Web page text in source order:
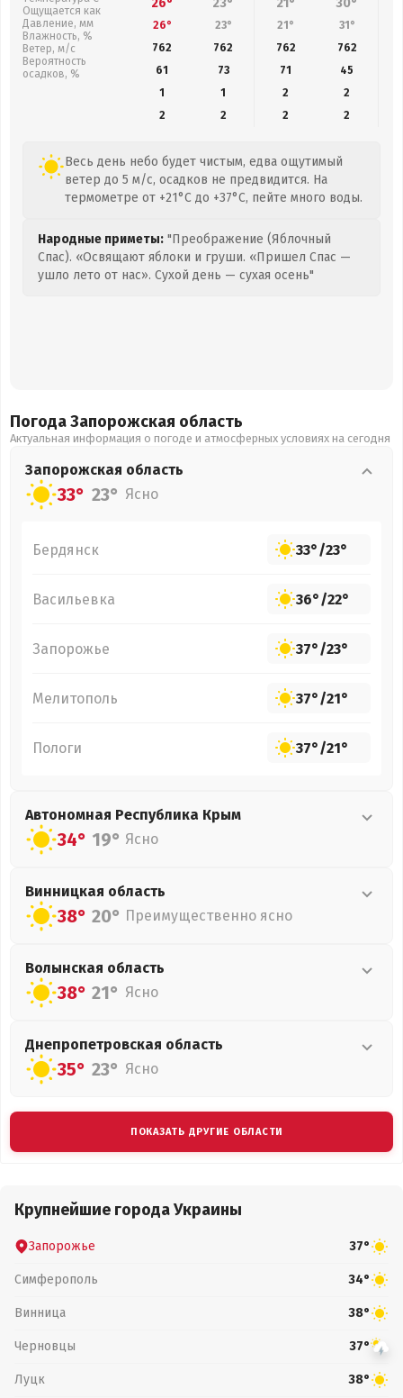
Ощущается как
Давление, мм
Влажность, %
Ветер, м/с
Вероятность
осадков, %
26° 23° 21° 30°
26° 23° 21° 31°
762
762 762 762
61
73 71 45
1
1 2
2
2
2 2 2
Весь день небо будет чистым, едва ощутимый
ветер до 5 м/с, осадков не предвидится. На
термометре от +21°C до +37°C, пейте много воды.
Народные приметы: "Преображение (Яблочный
Спас). «Освящают яблоки и груши. «Пришел Спас —
ушло лето от нас». Сухой день — сухая осень"
Погода Запорожская область
Актуальная информация о погоде и атмосферных условиях на сегодня
Запорожская область
33° 23° Ясно
Бердянск 33°/23°
Васильевка 36°/22°
Запорожье 37°/23°
Мелитополь 37°/21°
Пологи 37°/21°
Автономная Республика Крым
34° 19° Ясно
Винницкая область
38° 20° Преимущественно ясно
Волынская область
38° 21° Ясно
Днепропетровская область
35° 23° Ясно
ПОКАЗАТЬ ДРУГИЕ ОБЛАСТИ
Крупнейшие города Украины
Запорожье 37°
Симферополь 34°
Винница 38°
Черновцы 37°
Луцк 38°